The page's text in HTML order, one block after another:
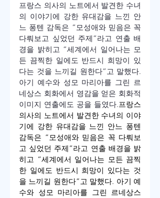
프랑스 의사의 노트에서 발견한 수녀
의 이야기에 강한 유대감을 느낀 안
느 퐁텐 감독은 “모성애와 믿음은 꼭
다뤄보고 싶었던 주제”라고 연출 배
경을 밝히고 “세계에서 일어나는 모
든 끔찍한 일에도 반드시 희망이 있
다는 것을 느끼길 원한다”고 말했다.
아기 예수와 성모 마리아를 그린 르
네상스 회화에서 영감을 얻은 회화적
이미지 연출에도 공을 들였다.프랑스
의사의 노트에서 발견한 수녀의 이야
기에 강한 유대감을 느낀 안느 퐁텐
감독은 “모성애와 믿음은 꼭 다뤄보
고 싶었던 주제”라고 연출 배경을 밝
히고 “세계에서 일어나는 모든 끔찍
한 일에도 반드시 희망이 있다는 것
을 느끼길 원한다”고 말했다. 아기 예
수와 성모 마리아를 그린 르네상스